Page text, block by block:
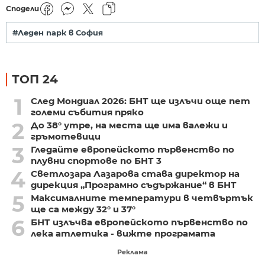
Сподели
#Леден парк в София
ТОП 24
1
След Мондиал 2026: БНТ ще излъчи още пет
големи събития пряко
2
До 38° утре, на места ще има валежи и
гръмотевици
3
Гледайте европейското първенство по
плувни спортове по БНТ 3
4 Светлозара Лазарова става директор на
дирекция „Програмно съдържание“ в БНТ
5
Максималните температури в четвъртък
ще са между 32° и 37°
6
БНТ излъчва европейското първенство по
лека атлетика - вижте програмата
Реклама